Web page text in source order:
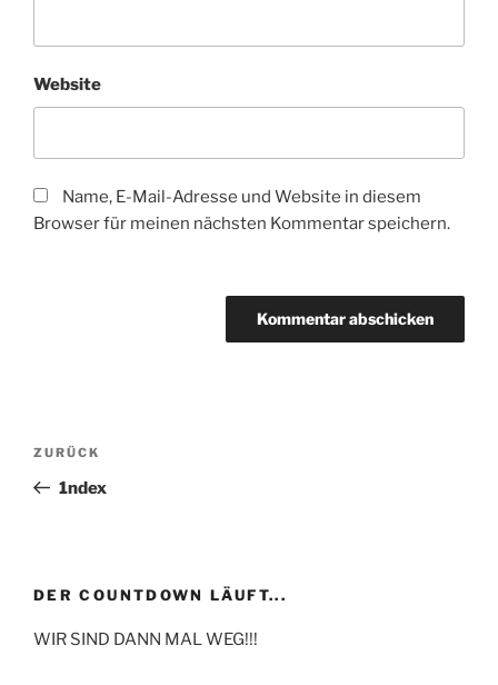
Website
Name, E-Mail-Adresse und Website in diesem
Browser für meinen nächsten Kommentar speichern.
Beitragsnavigation
Vorheriger
Beitrag
ZURÜCK
1ndex
DER COUNTDOWN LÄUFT...
WIR SIND DANN MAL WEG!!!